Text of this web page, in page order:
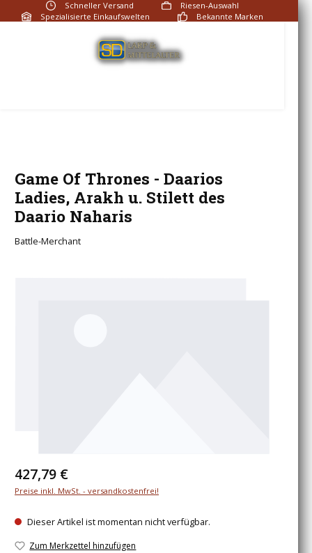
Zum Hauptinhalt springen
Schneller Versand
Riesen-Auswahl
Spezialisierte Einkaufswelten
Bekannte Marken
Game Of Thrones - Daarios
Ladies, Arakh u. Stilett des
Daario Naharis
Battle-Merchant
Regulärer Preis:
427,79 €
Preise inkl. MwSt. - versandkostenfrei!
Dieser Artikel ist momentan nicht verfügbar.
Zum Merkzettel hinzufügen